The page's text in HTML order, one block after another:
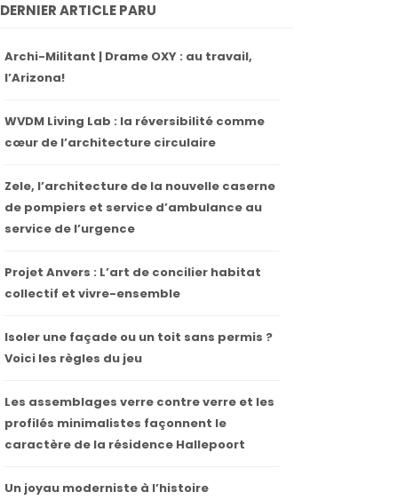
DERNIER ARTICLE PARU
Archi-Militant | Drame OXY : au travail,
l’Arizona!
WVDM Living Lab : la réversibilité comme
cœur de l’architecture circulaire
Zele, l’architecture de la nouvelle caserne
de pompiers et service d’ambulance au
service de l’urgence
Projet Anvers : L’art de concilier habitat
collectif et vivre-ensemble
Isoler une façade ou un toit sans permis ?
Voici les règles du jeu
Les assemblages verre contre verre et les
profilés minimalistes façonnent le
caractère de la résidence Hallepoort
Un joyau moderniste à l’histoire